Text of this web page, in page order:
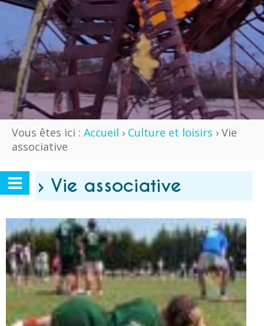
Vous êtes ici : Accueil › Culture et loisirs › Vie
associative
› Vie associative